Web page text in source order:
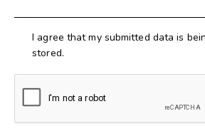
I agree that my submitted data is
stored.